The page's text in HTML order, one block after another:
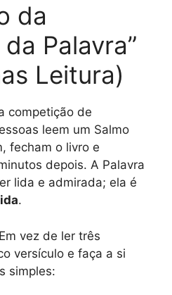
da
Palavra”
Leitura)
competição de
leem um Salmo
fecham o livro e
depois. A Palavra
lida e admirada; ela é
.
Em vez de ler três
versículo e faça a si
simples: